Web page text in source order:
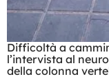
Difficoltà a
l’intervista al
della colonna